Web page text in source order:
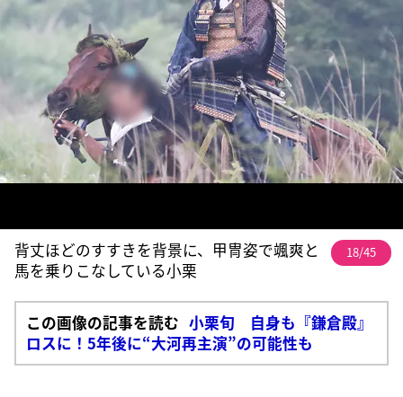
背丈ほどのすすきを背景に、甲冑姿で颯爽と
馬を乗りこなしている小栗
18/45
この画像の記事を読む 小栗旬 自身も『鎌倉殿』
ロスに！5年後に“大河再主演”の可能性も